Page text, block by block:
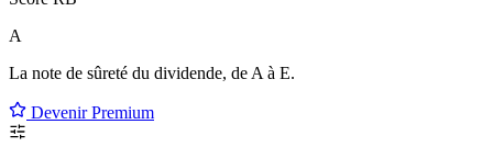
A
La note de sûreté du dividende, de A à E.
Devenir Premium